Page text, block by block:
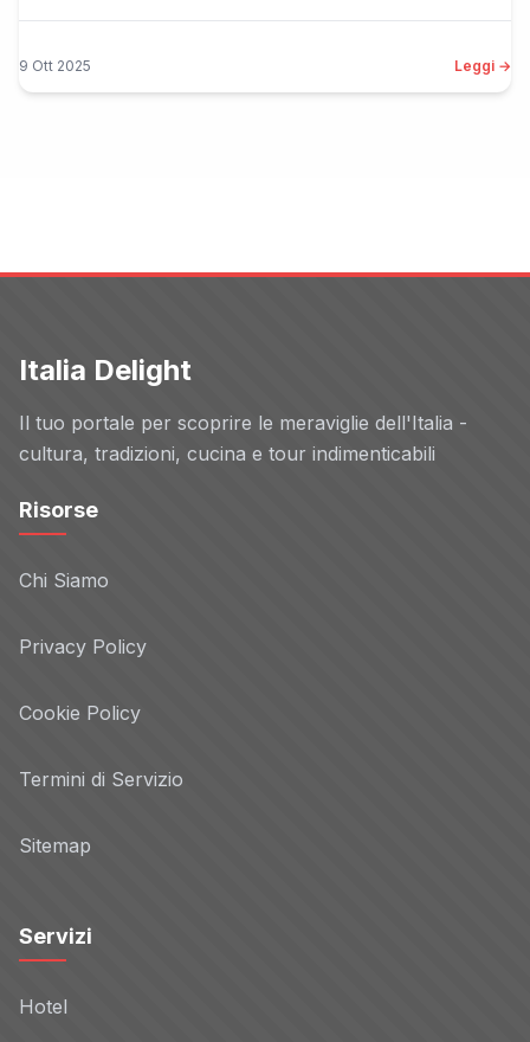
9 Ott 2025 Leggi →
Italia Delight
Il tuo portale per scoprire le meraviglie dell'Italia -
cultura, tradizioni, cucina e tour indimenticabili
Risorse
Chi Siamo
Privacy Policy
Cookie Policy
Termini di Servizio
Sitemap
Servizi
Hotel